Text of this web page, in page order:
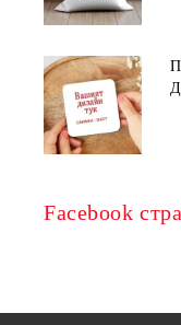
Facebook